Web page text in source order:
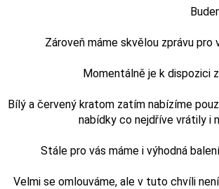
Zároveň máme skvělou zprávu
Momentálně je k dispozici
Bílý a červený kratom zatím nabízíme
nabídky co nejdříve vrátily i
Stále pro vás máme i výhodná
Velmi se omlouváme, ale v tuto chvíli